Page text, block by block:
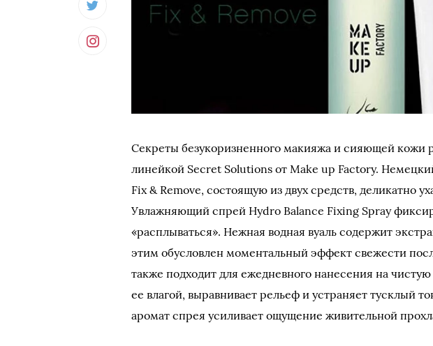
Секреты безукоризненного макияжа и сияющей кожи
линейкой Secret Solutions от Make up Factory.
Fix & Remove, состоящую из двух средств, деликатно
Увлажняющий спрей Hydro Balance Fixing Spray
«расплываться». Нежная водная вуаль содержит
этим обусловлен моментальный эффект свежести
также подходит для ежедневного нанесения на
ее влагой, выравнивает рельеф и устраняет тусклый
аромат спрея усиливает ощущение живительной